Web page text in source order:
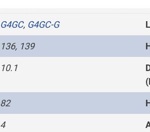
G4GC, G4GC-G
136, 139
10.1
82
4